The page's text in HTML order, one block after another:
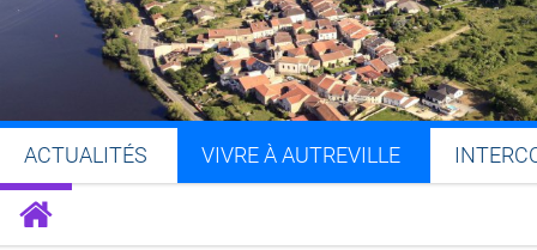
ACTUALITÉS VIVRE À AUTREVILLE